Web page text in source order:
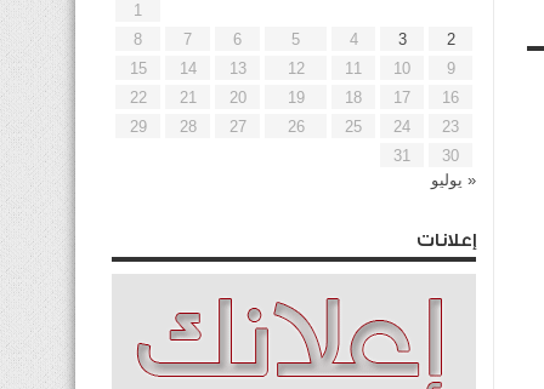
1
2
3
4
5
6
7
8
9
10
11
12
13
14
15
16
17
18
19
20
21
22
23
24
25
26
27
28
29
30
31
« يوليو
إعلانات